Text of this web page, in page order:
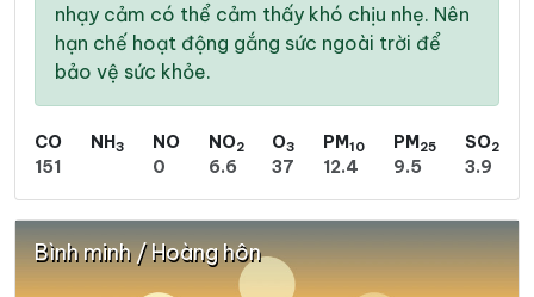
nhạy cảm có thể cảm thấy khó chịu nhẹ. Nên
hạn chế hoạt động gắng sức ngoài trời để
bảo vệ sức khỏe.
CO
151
NH3
NO
0
NO2
6.6
O3
37
PM10
12.4
PM25
9.5
SO2
3.9
Bình minh / Hoàng hôn